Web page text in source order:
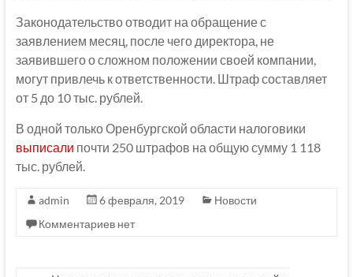
Законодательство отводит на обращение с
заявлением месяц, после чего директора, не
заявившего о сложном положении своей компании,
могут привлечь к ответственности. Штраф составляет
от 5 до 10 тыс. рублей.
В одной только Оренбургской области налоговики
выписали почти 250 штрафов на общую сумму 1 118
тыс. рублей.
admin 6 февраля, 2019
Новости
Комментариев нет